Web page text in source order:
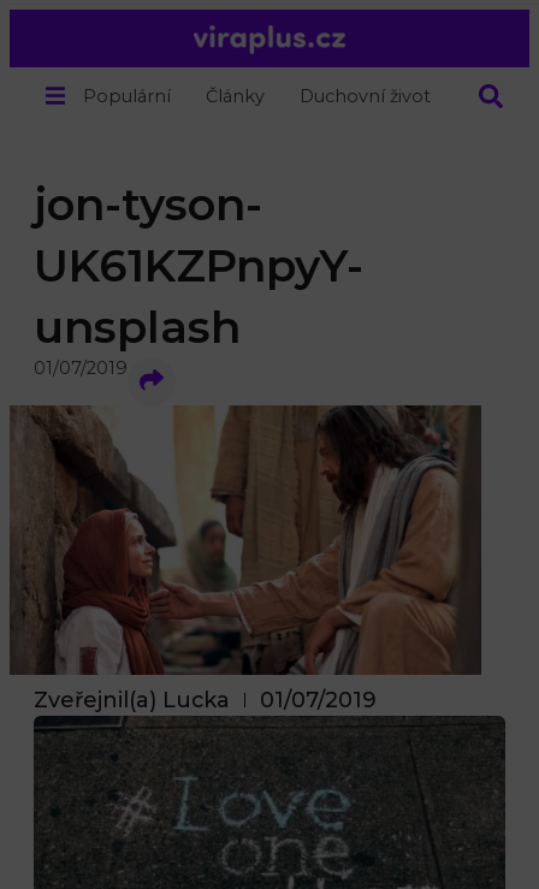
Populární Články Duchovní život O nás
jon-tyson-
UK61KZPnpyY-
unsplash
01/07/2019
Zveřejnil(a) Lucka 01/07/2019